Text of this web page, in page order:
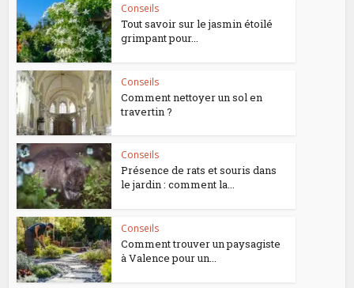
Conseils
Tout savoir sur le jasmin étoilé
grimpant pour...
Conseils
Comment nettoyer un sol en
travertin ?
Conseils
Présence de rats et souris dans
le jardin : comment la...
Conseils
Comment trouver un paysagiste
à Valence pour un...